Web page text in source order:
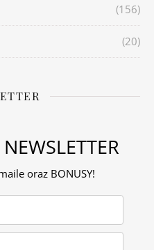
(156)
(20)
oraz BONUSY!